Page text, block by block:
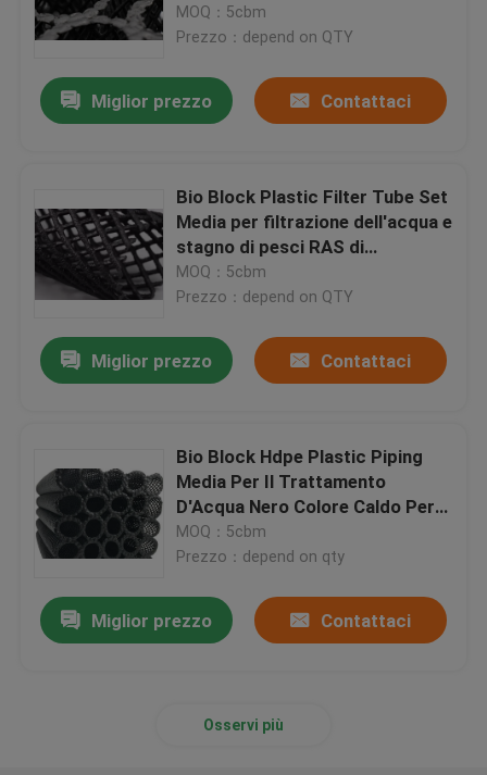
Casa
MOQ：5cbm
Prezzo：depend on QTY
Miglior prezzo Contattaci
Bio Block Plastic Filter Tube Set
Media per filtrazione dell'acqua e
stagno di pesci RAS di
allevamento di pesci
MOQ：5cbm
Prezzo：depend on QTY
Miglior prezzo Contattaci
Bio Block Hdpe Plastic Piping
Media Per Il Trattamento
D'Acqua Nero Colore Caldo Per
L'Acquicoltura
MOQ：5cbm
Prezzo：depend on qty
Miglior prezzo Contattaci
Osservi più